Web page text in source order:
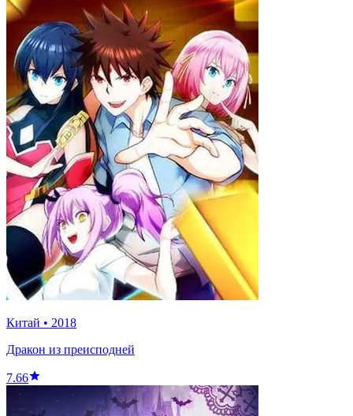
Китай • 2018
Дракон из преисподней
7.66